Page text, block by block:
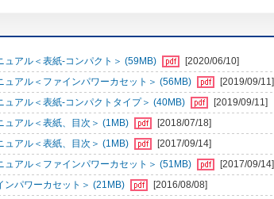
アル＜表紙-コンパクト＞ (59MB)
[2020/06/10]
アル＜ファインパワーカセット＞ (56MB)
[2019/09/11]
アル＜表紙-コンパクトタイプ＞ (40MB)
[2019/09/11]
アル＜表紙、目次＞ (1MB)
[2018/07/18]
アル＜表紙、目次＞ (1MB)
[2017/09/14]
アル＜ファインパワーカセット＞ (51MB)
[2017/09/14]
ンパワーカセット＞ (21MB)
[2016/08/08]